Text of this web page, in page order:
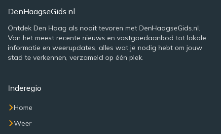
DenHaagseGids.nl
Ontdek Den Haag als nooit tevoren met DenHaagseGids.nl.
Van het meest recente nieuws en vastgoedaanbod tot lokale
informatie en weerupdates, alles wat je nodig hebt om jouw
stad te verkennen, verzameld op één plek.
Inderegio
Home
Weer